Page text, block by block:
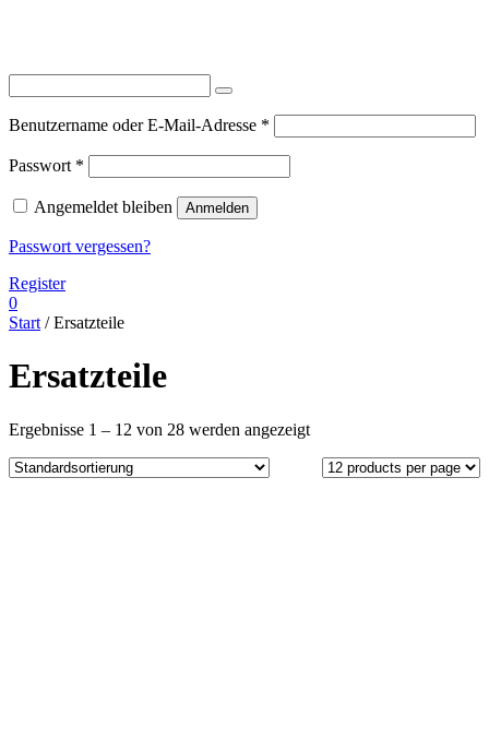
Benutzername oder E-Mail-Adresse *
Passwort *
Angemeldet bleiben Anmelden
Passwort vergessen?
Register
0
Start / Ersatzteile
Ersatzteile
Ergebnisse 1 – 12 von 28 werden angezeigt